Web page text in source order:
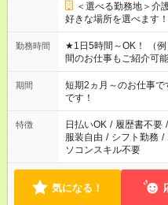
＜選べる勤務地＞
好きな場所を選べます！
勤務時間
★1日5時間～OK！ （
間のお仕事もご紹介可
週最低15時間以上の勤
期間
短期2ヵ月～のお仕事
です！
特徴 日払いOK / 履歴書不要 /
服装自由 / シフト勤務 /
ソコンスキル不要
気になる！